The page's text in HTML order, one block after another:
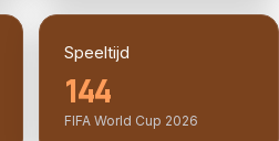
Speeltijd
144
FIFA World Cup 2026